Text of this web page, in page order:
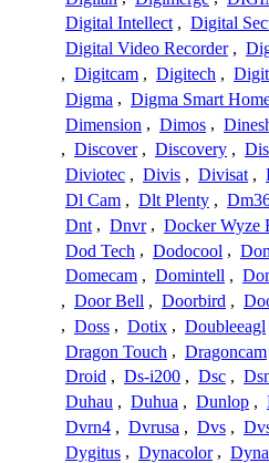
Digital Intellect , Digital
Digital Video Recorder ,
, Digitcam , Digitech ,
Digma , Digma Smart
Dimension , Dimos ,
, Discover , Discovery ,
Diviotec , Divis , Divisat ,
Dl Cam , Dlt Plenty ,
Dnt , Dnvr , Docker Wyze
Dod Tech , Dodocool ,
Domecam , Domintell ,
, Door Bell , Doorbird ,
, Doss , Dotix , Doubleeagl
Dragon Touch , Dragoncam
Droid , Ds-i200 , Dsc ,
Duhau , Duhua , Dunlop ,
Dvrn4 , Dvrusa , Dvs ,
Dygitus , Dynacolor ,